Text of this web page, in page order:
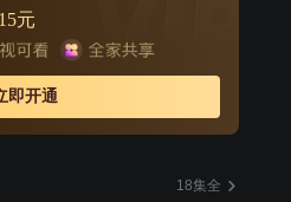
场意外中，企业遭受了巨大的
锒铛入狱。
元
即开通
18集全